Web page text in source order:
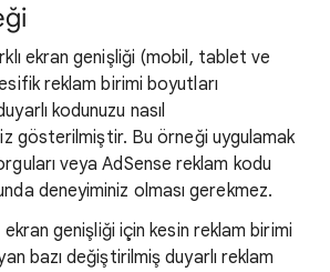
ekran genişliği (mobil, tablet ve
reklam birimi boyutları
kodunuzu nasıl
gösterilmiştir. Bu örneği uygulamak
veya AdSense reklam kodu
deneyiminiz olması gerekmez.
genişliği için kesin reklam birimi
bazı değiştirilmiş duyarlı reklam